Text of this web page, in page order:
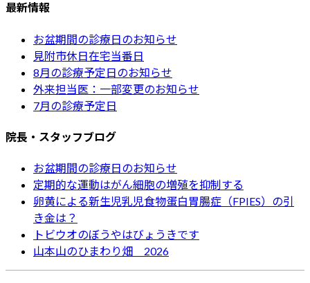
最新情報
お盆期間の診療日のお知らせ
見附市休日在宅当番日
8月の診療予定日のお知らせ
外来担当医：一部変更のお知らせ
7月の診療予定日
院長・スタッフブログ
お盆期間の診療日のお知らせ
定期的な運動はがん細胞の増殖を抑制する
卵黄による新生児乳児食物蛋白胃腸症（FPIES）の引
き金は？
トビウオのぼうやはびょうきです
山本山のひまわり畑 2026